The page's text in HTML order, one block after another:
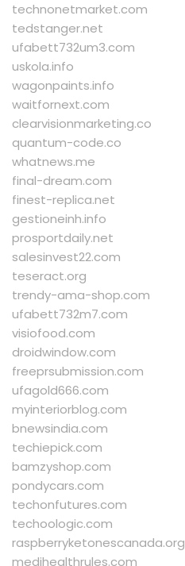
technonetmarket.com
tedstanger.net
ufabett732um3.com
uskola.info
wagonpaints.info
waitfornext.com
clearvisionmarketing.co
quantum-code.co
whatnews.me
final-dream.com
finest-replica.net
gestioneinh.info
prosportdaily.net
salesinvest22.com
teseract.org
trendy-ama-shop.com
ufabett732m7.com
visiofood.com
droidwindow.com
freeprsubmission.com
ufagold666.com
myinteriorblog.com
bnewsindia.com
techiepick.com
bamzyshop.com
pondycars.com
techonfutures.com
techoologic.com
raspberryketonescanada.org
medihealthrules.com